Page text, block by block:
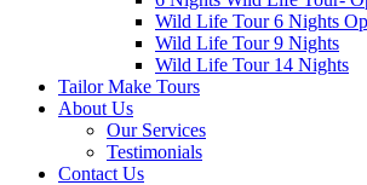
Wild Life Tour 6 Nights
Wild Life Tour 9 Nights
Wild Life Tour 14 Nights
Tailor Make Tours
About Us
Our Services
Testimonials
Contact Us